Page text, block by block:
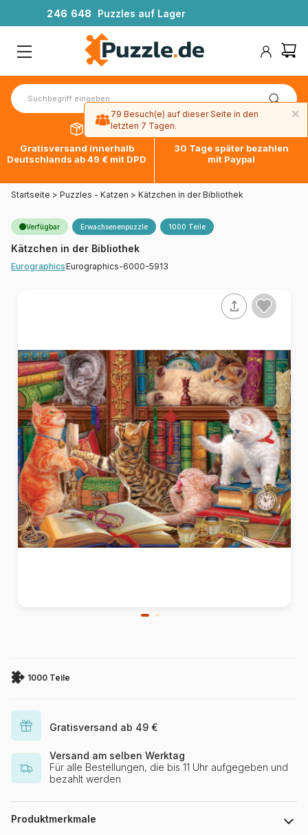
246 648 Puzzles auf Lager
Gratisversand innerhalb
Deutschlands ab 49 € mit DPD
30 Tage später bezahlen
mit Paypal
Startseite > Puzzles - Katzen > Kätzchen in der Bibliothek
Verfügbar Erwachsenenpuzzle 1000 Teile
Kätzchen in der Bibliothek
EurographicsEurographics-6000-5913
1000 Teile
Gratisversand ab 49 €
Versand am selben Werktag
Für alle Bestellungen, die bis 11 Uhr aufgegeben und
bezahlt werden
Produktmerkmale
×
79 Besuch(e) auf dieser Seite in den
letzten 7 Tagen.